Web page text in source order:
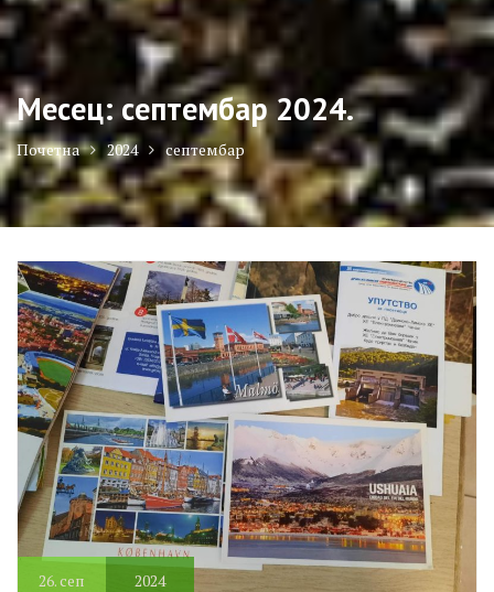
Месец:септембар 2024.
Почетна 2024 септембар